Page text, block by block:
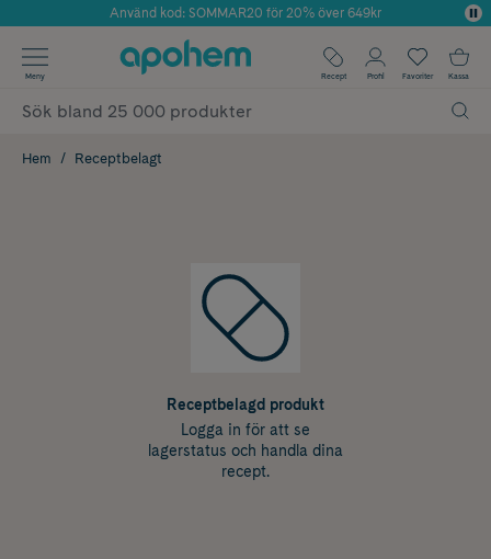
Använd kod: SOMMAR20 för 20% över 649kr
✓ Fri frakt
✓ Poäng på alla köp*
Meny Recept Profil Favoriter Kassa
Hem Receptbelagt
Receptbelagd produkt
Logga in för att se
lagerstatus och handla dina
recept.